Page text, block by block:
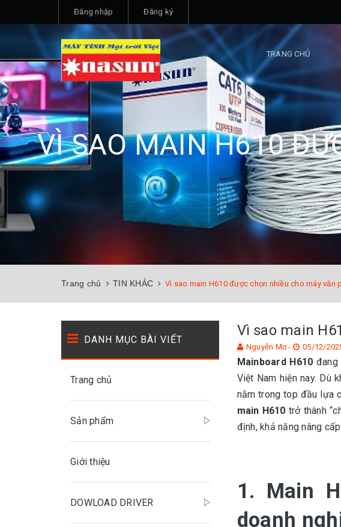
Đăng nhập Đăng ký
TRANG CHỦ
VÌ SAO MAIN H610
Trang chủ TIN KHÁC Vì sao main H610 được chọn nhiều cho máy văn
Vì sao main
Nguyễn Mơ - 05/12/
Mainboard H610 đang
Việt Nam hiện nay. Dù
nằm trong top đầu lựa
main H610 trở thành
định, khả năng nâng
1. Main
doanh
DANH MỤC BÀI VIẾT
Trang chủ
Sản phẩm
Giới thiệu
DOWLOAD DRIVER